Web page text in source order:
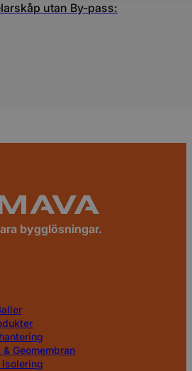
utan By-pass:
bygglösningar.
Geomembran